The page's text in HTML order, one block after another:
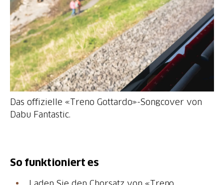
Das offizielle «Treno Gottardo»-Songcover von
Dabu Fantastic.
So funktioniert es